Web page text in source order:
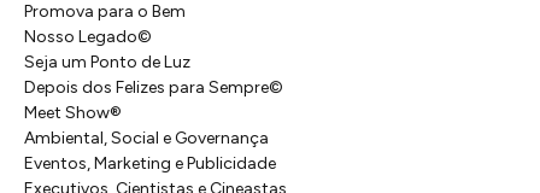
Promova para o Bem
Nosso Legado©
Seja um Ponto de Luz
Depois dos Felizes para Sempre©️
Meet Show®
Ambiental, Social e Governança
Eventos, Marketing e Publicidade